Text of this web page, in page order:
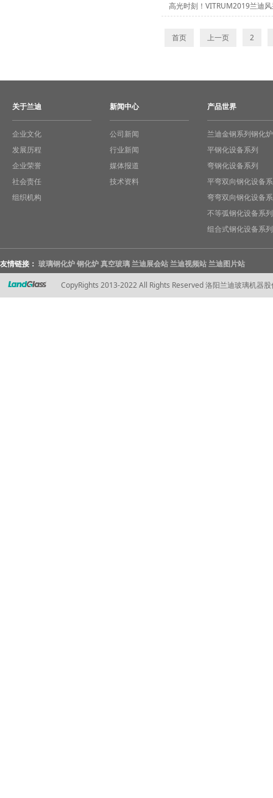
高光时刻！VITRUM2019兰迪
首页 上一页 2
关于兰迪
企业文化
发展历程
企业荣誉
社会责任
组织机构
新闻中心
公司新闻
行业新闻
媒体报道
技术资料
产品世界
兰迪金钢系列钢化炉
平钢化设备系列
弯钢化设备系列
平弯双向钢化设备
弯弯双向钢化设备
不等弧钢化设备系列
组合式钢化设备系列
友情链接： 玻璃钢化炉钢化炉真空玻璃兰迪展会站兰迪视频站兰迪图片站
CopyRights 2013-2022 All Rights Reserved 洛阳兰迪玻璃机器